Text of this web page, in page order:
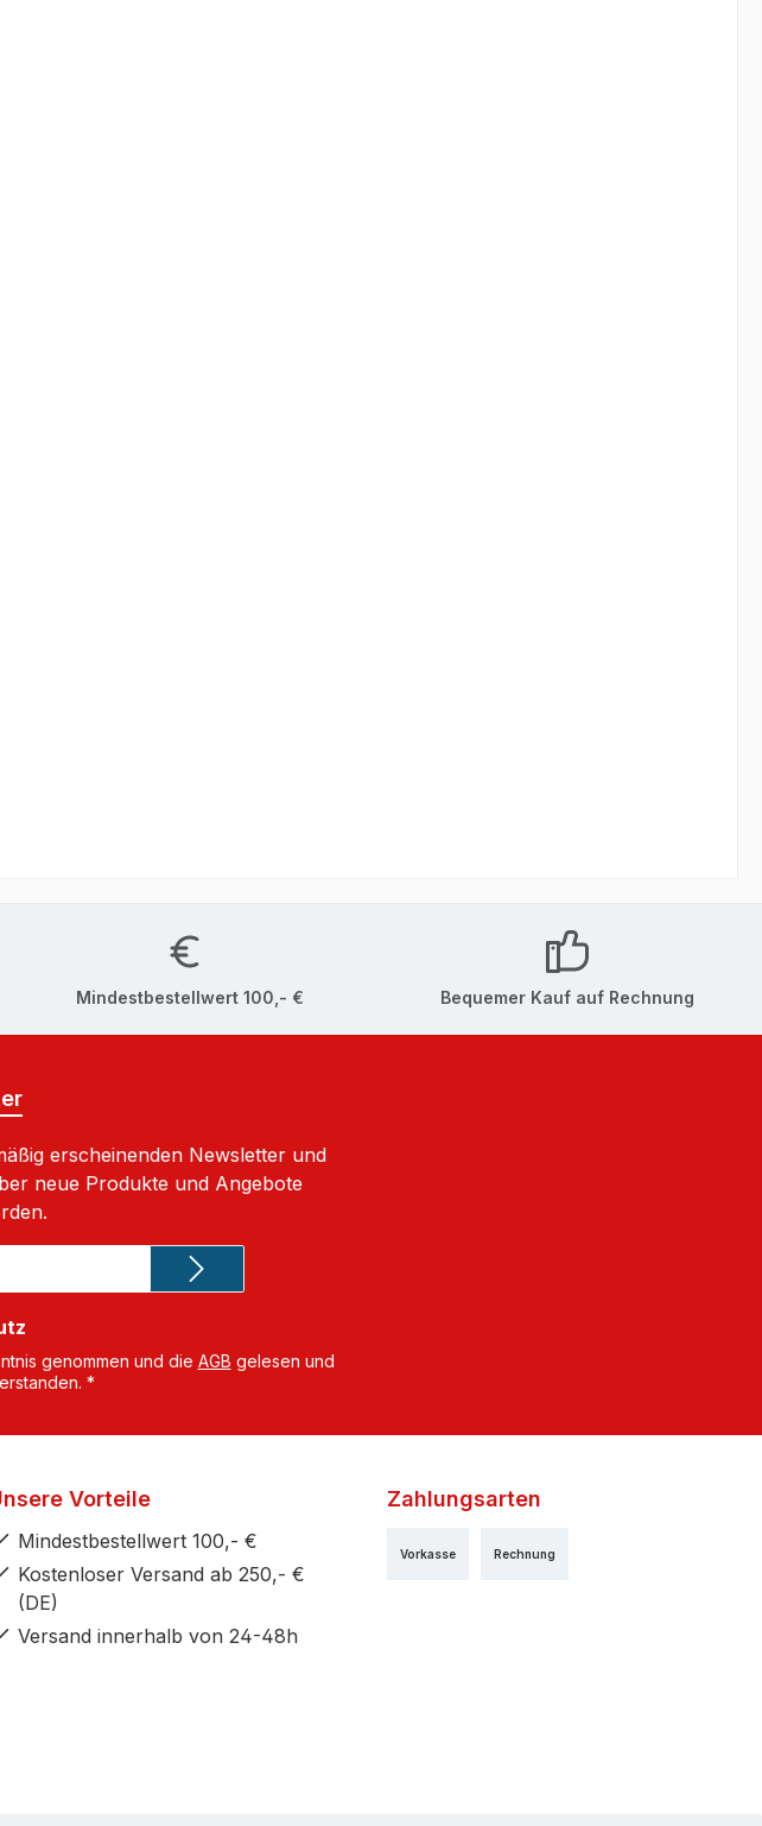
Mindestbestellwert 100,- € Bequemer Kauf auf Rechnung
erscheinenden Newsletter und
neue Produkte und Angebote
genommen und die AGB gelesen und
*
Vorteile
Mindestbestellwert 100,- €
Kostenloser Versand ab 250,- €
(DE)
Versand innerhalb von 24-48h
Zahlungsarten
Rechnung
Vorkasse